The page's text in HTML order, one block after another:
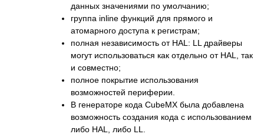
данных значениями по умолчанию;
группа inline функций для прямого и
атомарного доступа к регистрам;
полная независимость от HAL: LL драйверы
могут использоваться как отдельно от HAL, так
и совместно;
полное покрытие использования
возможностей периферии.
В генераторе кода CubeMX была добавлена
возможность создания кода с использованием
либо HAL, либо LL.